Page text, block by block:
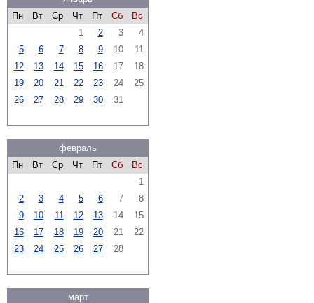
Пн
Вт Ср Чт Пт Сб
Вс
1
2 3
4
5
6 7 8 9 10
11
12
13 14 15 16 17
18
19
20 21 22 23 24
25
26
27 28 29 30 31
февраль
Пн
Вт Ср Чт Пт Сб
Вс
1
2
3 4 5 6 7
8
9
10 11 12 13 14
15
16
17 18 19 20 21
22
23
24 25 26 27 28
март